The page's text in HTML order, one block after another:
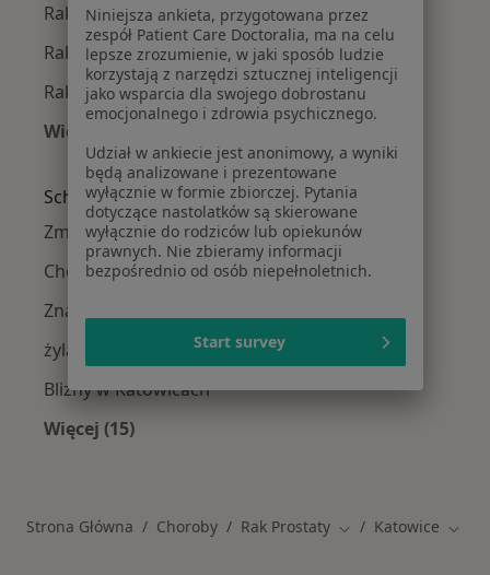
Rak prostaty w Chorzowie
Rak prostaty w Bielsku-Białej
Rak prostaty w Dąbrowie Górniczej
Więcej (14)
Więcej w kategorii: W pobliżu Katowic
Schorzenia w Katowicach
Zmiany skórne w Katowicach
Choroby chirurgiczne w Katowicach
Znamiona w Katowicach
żylaki kończyn dolnych w Katowicach
Blizny w Katowicach
Więcej (15)
Strona Główna Choroby Rak Prostaty Zmień miasto
Katowice
Niniejsza ankieta, przygotowana przez
zespół Patient Care Doctoralia, ma na celu
lepsze zrozumienie, w jaki sposób ludzie
korzystają z narzędzi sztucznej inteligencji
jako wsparcia dla swojego dobrostanu
emocjonalnego i zdrowia psychicznego.
Udział w ankiecie jest anonimowy, a wyniki
będą analizowane i prezentowane
wyłącznie w formie zbiorczej. Pytania
dotyczące nastolatków są skierowane
wyłącznie do rodziców lub opiekunów
prawnych. Nie zbieramy informacji
bezpośrednio od osób niepełnoletnich.
Start survey